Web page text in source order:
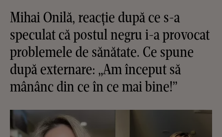
Mihai Onilă, reacție după ce s-a
speculat că postul negru i-a provocat
problemele de sănătate. Ce spune
după externare: „Am început să
mânânc din ce în ce mai bine!”